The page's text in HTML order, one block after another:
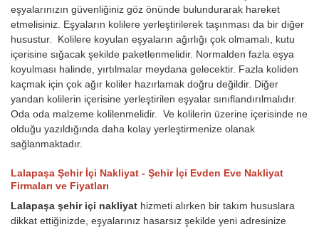
eşyalarınızın güvenliğiniz göz önünde bulundurarak hareket
etmelisiniz. Eşyaların kolilere yerleştirilerek taşınması da bir diğer
husustur. Kolilere koyulan eşyaların ağırlığı çok olmamalı, kutu
içerisine sığacak şekilde paketlenmelidir. Normalden fazla eşya
koyulması halinde, yırtılmalar meydana gelecektir. Fazla koliden
kaçmak için çok ağır koliler hazırlamak doğru değildir. Diğer
yandan kolilerin içerisine yerleştirilen eşyalar sınıflandırılmalıdır.
Oda oda malzeme kolilenmelidir. Ve kolilerin üzerine içerisinde ne
olduğu yazıldığında daha kolay yerleştirmenize olanak
sağlanmaktadır.
Lalapaşa Şehir İçi Nakliyat - Şehir İçi Evden Eve Nakliyat
Firmaları ve Fiyatları
Lalapaşa şehir içi nakliyat hizmeti alırken bir takım hususlara
dikkat ettiğinizde, eşyalarınız hasarsız şekilde yeni adresinize